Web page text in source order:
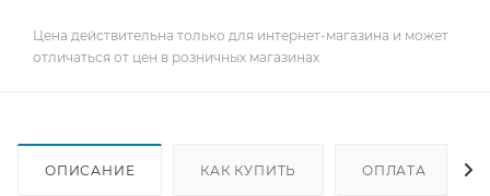
Цена действительна только для интернет-магазина и может
отличаться от цен в розничных магазинах
ОПИСАНИЕ КАК КУПИТЬ ОПЛАТА